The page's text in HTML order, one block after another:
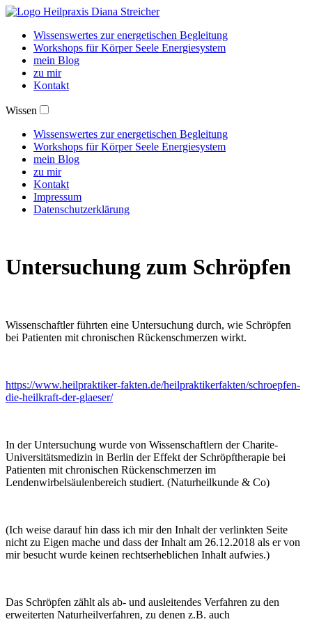
Wissenswertes zur energetischen Begleitung
Workshops für Körper Seele Energiesystem
mein Blog
zu mir
Kontakt
Wissen
Wissenswertes zur energetischen Begleitung
Workshops für Körper Seele Energiesystem
mein Blog
zu mir
Kontakt
Impressum
Datenschutzerklärung
Untersuchung zum Schröpfen
Wissenschaftler führten eine Untersuchung durch, wie Schröpfen
bei Patienten mit chronischen Rückenschmerzen wirkt.
https://www.heilpraktiker-fakten.de/heilpraktikerfakten/schroepfen-
die-heilkraft-der-glaeser/
In der Untersuchung wurde von Wissenschaftlern der Charite-
Universitätsmedizin in Berlin der Effekt der Schröpftherapie bei
Patienten mit chronischen Rückenschmerzen im
Lendenwirbelsäulenbereich studiert. (Naturheilkunde & Co)
(Ich weise darauf hin dass ich mir den Inhalt der verlinkten Seite
nicht zu Eigen mache und dass der Inhalt am 26.12.2018 als er von
mir besucht wurde keinen rechtserheblichen Inhalt aufwies.)
Das Schröpfen zählt als ab- und ausleitendes Verfahren zu den
erweiterten Naturheilverfahren, zu denen z.B. auch